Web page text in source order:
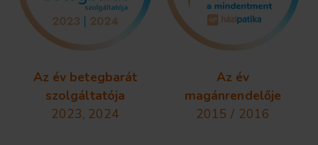
Az év betegbarát
szolgáltatója
2023, 2024
Az év
magánrendelője
2015 / 2016